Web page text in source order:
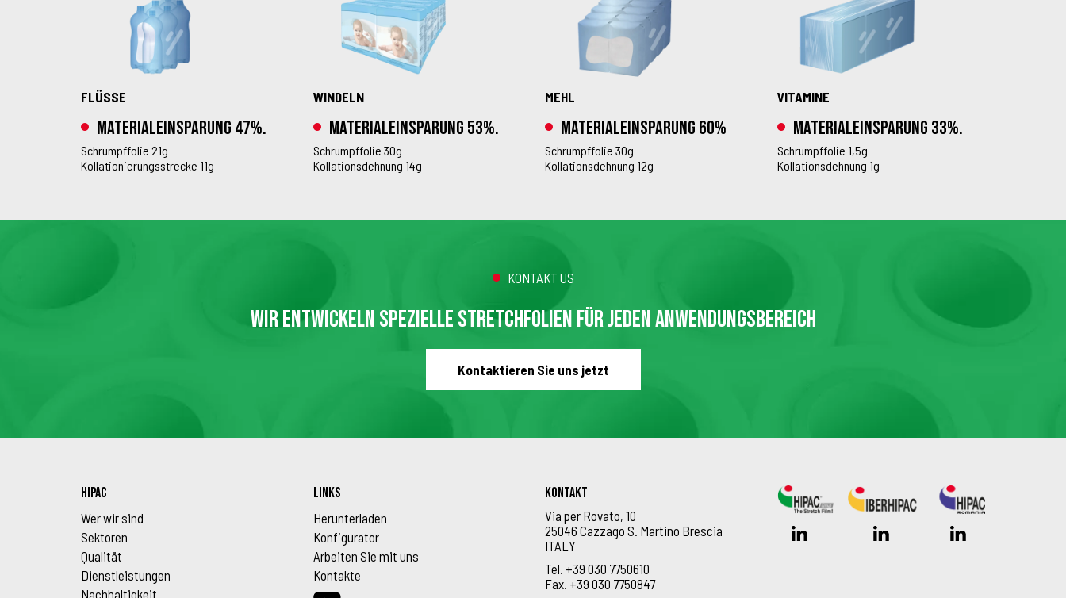
FLÜSSE
Materialeinsparung 47%.
Schrumpffolie 21g
Kollationierungsstrecke 11g
WINDELN
Materialeinsparung 53%.
Schrumpffolie 30g
Kollationsdehnung 14g
MEHL
Materialeinsparung 60%
Schrumpffolie 30g
Kollationsdehnung 12g
VITAMINE
Materialeinsparung 33%.
Schrumpffolie 1,5g
Kollationsdehnung 1g
KONTAKT US
WIR ENTWICKELN SPEZIELLE STRETCHFOLIEN FÜR JEDEN ANWENDUNGSBEREICH
Kontaktieren Sie uns jetzt
HIPAC
Wer wir sind
Sektoren
Qualität
Dienstleistungen
Nachhaltigkeit
LINKS
Herunterladen
Konfigurator
Arbeiten Sie mit uns
Kontakte
Kontakt
Via per Rovato, 10
25046 Cazzago S. Martino Brescia
ITALY
Tel. +39 030 7750610
Fax. +39 030 7750847